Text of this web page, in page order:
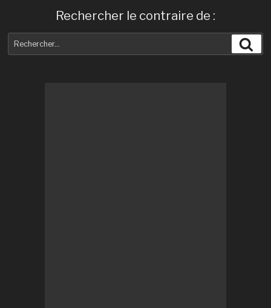
Rechercher le contraire de :
pour
: